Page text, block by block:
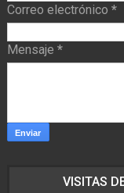
Correo electrónico *
Mensaje *
VISITAS